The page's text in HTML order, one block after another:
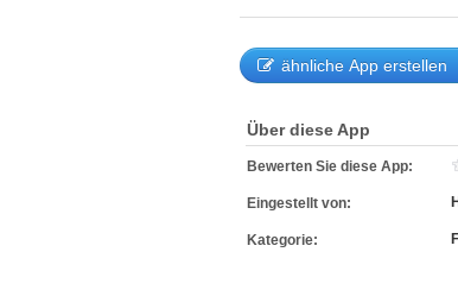
ähnliche App erstellen
Über diese App
Bewerten Sie diese App:
Eingestellt von:
Kategorie: